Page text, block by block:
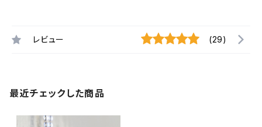
レビュー (29)
最近チェックした商品